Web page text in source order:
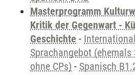
Masterprogramm
Kritik der Gegenwart -
Geschichte -
Sprachangebot (ehemals
ohne CPs) - Spanisch